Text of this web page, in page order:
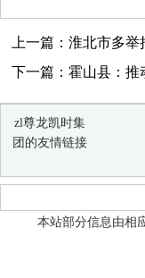
上一篇：淮北市多
下一篇：霍山县：
zl尊龙凯时集
团的友情链接
本站部分信息由相